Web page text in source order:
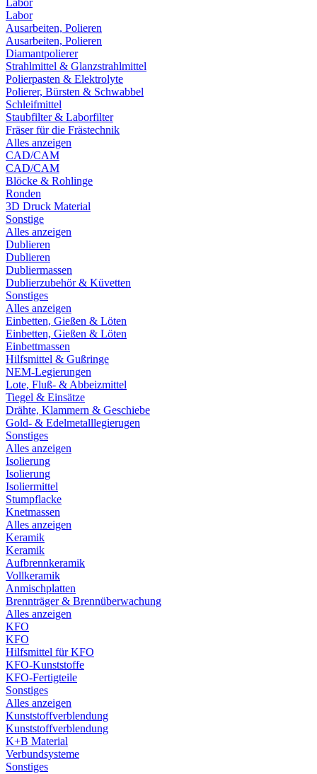
Labor
Labor
Ausarbeiten, Polieren
Ausarbeiten, Polieren
Diamantpolierer
Strahlmittel & Glanzstrahlmittel
Polierpasten & Elektrolyte
Polierer, Bürsten & Schwabbel
Schleifmittel
Staubfilter & Laborfilter
Fräser für die Frästechnik
Alles anzeigen
CAD/CAM
CAD/CAM
Blöcke & Rohlinge
Ronden
3D Druck Material
Sonstige
Alles anzeigen
Dublieren
Dublieren
Dubliermassen
Dublierzubehör & Küvetten
Sonstiges
Alles anzeigen
Einbetten, Gießen & Löten
Einbetten, Gießen & Löten
Einbettmassen
Hilfsmittel & Gußringe
NEM-Legierungen
Lote, Fluß- & Abbeizmittel
Tiegel & Einsätze
Drähte, Klammern & Geschiebe
Gold- & Edelmetalllegierugen
Sonstiges
Alles anzeigen
Isolierung
Isolierung
Isoliermittel
Stumpflacke
Knetmassen
Alles anzeigen
Keramik
Keramik
Aufbrennkeramik
Vollkeramik
Anmischplatten
Brennträger & Brennüberwachung
Alles anzeigen
KFO
KFO
Hilfsmittel für KFO
KFO-Kunststoffe
KFO-Fertigteile
Sonstiges
Alles anzeigen
Kunststoffverblendung
Kunststoffverblendung
K+B Material
Verbundsysteme
Sonstiges